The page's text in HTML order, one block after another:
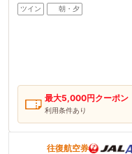
ツイン 朝・夕
最大5,000円クーポン
利用条件あり
往復航空券